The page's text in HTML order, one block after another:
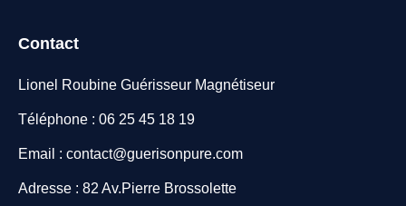
Contact
Lionel Roubine Guérisseur Magnétiseur
Téléphone : 06 25 45 18 19
Email : contact@guerisonpure.com
Adresse : 82 Av.Pierre Brossolette